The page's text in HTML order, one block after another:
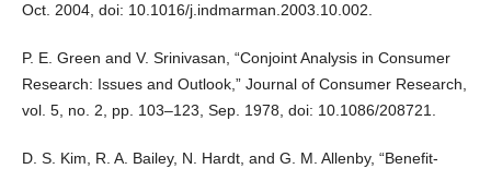
Oct. 2004, doi: 10.1016/j.indmarman.2003.10.002.
P. E. Green and V. Srinivasan, “Conjoint Analysis in Consumer
Research: Issues and Outlook,” Journal of Consumer Research,
vol. 5, no. 2, pp. 103–123, Sep. 1978, doi: 10.1086/208721.
D. S. Kim, R. A. Bailey, N. Hardt, and G. M. Allenby, “Benefit-